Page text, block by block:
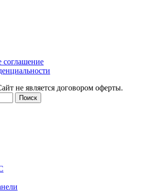
соглашение
не является договором оферты.
Поиск